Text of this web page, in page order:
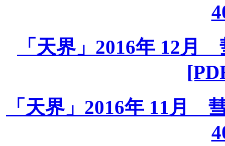
「天界」2016年 12月
「天界」2016年 11月